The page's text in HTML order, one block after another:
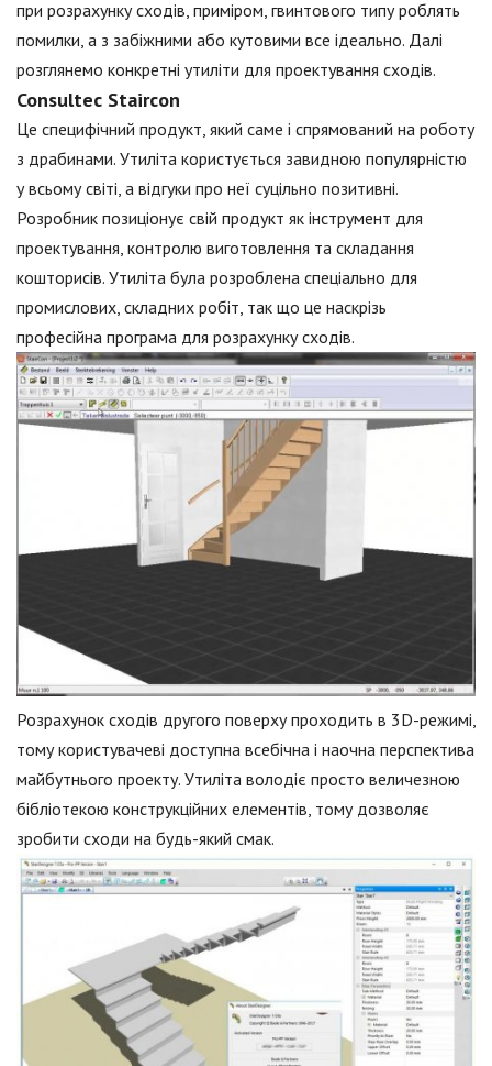
при розрахунку сходів, приміром, гвинтового типу роблять
помилки, а з забіжними або кутовими все ідеально. Далі
розглянемо конкретні утиліти для проектування сходів.
Consultec Staircon
Це специфічний продукт, який саме і спрямований на роботу
з драбинами. Утиліта користується завидною популярністю
у всьому світі, а відгуки про неї суцільно позитивні.
Розробник позиціонує свій продукт як інструмент для
проектування, контролю виготовлення та складання
кошторисів. Утиліта була розроблена спеціально для
промислових, складних робіт, так що це наскрізь
професійна програма для розрахунку сходів.
Розрахунок сходів другого поверху проходить в 3D-режимі,
тому користувачеві доступна всебічна і наочна перспектива
майбутнього проекту. Утиліта володіє просто величезною
бібліотекою конструкційних елементів, тому дозволяє
зробити сходи на будь-який смак.